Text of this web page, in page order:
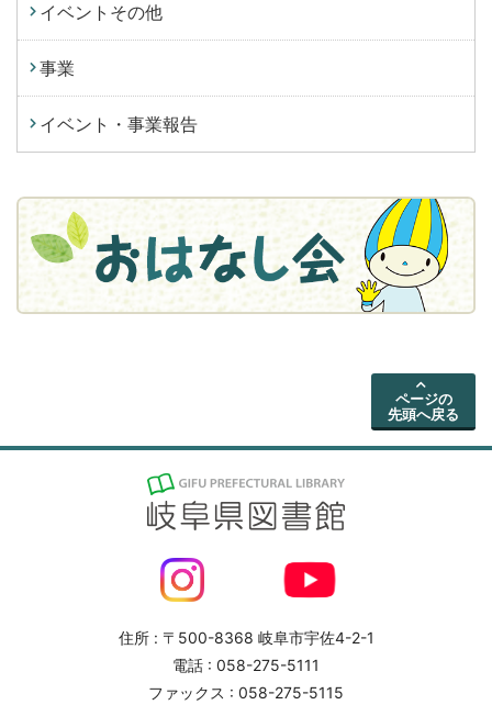
イベントその他
事業
イベント・事業報告
ページの
先頭へ戻る
住所 : 〒500-8368 岐阜市宇佐4-2-1
電話 : 058-275-5111
ファックス : 058-275-5115